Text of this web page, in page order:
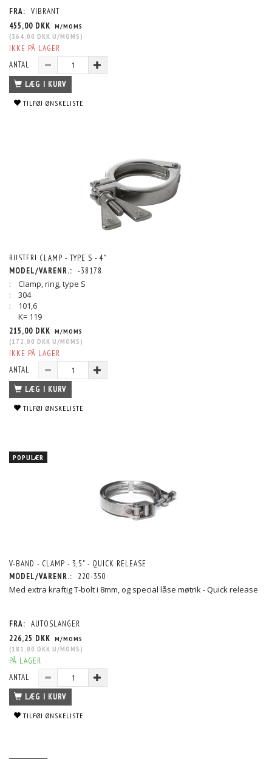
FRA: VIBRANT
455,00 DKK M/MOMS
(364,00 DKK U/MOMS )
IKKE PÅ LAGER
ANTAL
LÆG I KURV
TILFØJ ØNSKELISTE
RUSTFRI CLAMP - TYPE S - 4"
MODEL/VARENR.: -38178
PROFIL
: Clamp, ring, type S
KVALITET
: 304
DIMENSION
: 101,6
ANDET
K= 119
215,00 DKK M/MOMS
(172,00 DKK U/MOMS )
IKKE PÅ LAGER
ANTAL
LÆG I KURV
TILFØJ ØNSKELISTE
POPULÆR
V-BAND - CLAMP - 3,5" - QUICK RELEASE
MODEL/VARENR.:
220-350
Med extra kraftig T-bolt i 8mm, og special låse møtrik - Quick release
FRA: AUTOSLANGER
226,25 DKK M/MOMS
(181,00 DKK U/MOMS )
PÅ LAGER
ANTAL
LÆG I KURV
TILFØJ ØNSKELISTE